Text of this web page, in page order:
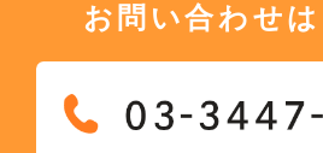
お問い合わせ